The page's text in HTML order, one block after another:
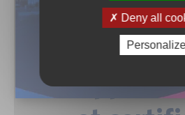
Une
Deny all
Personalize